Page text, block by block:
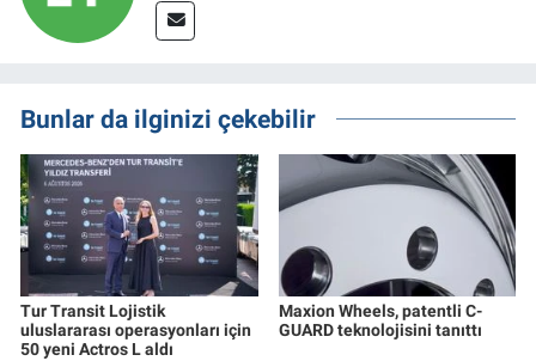
Bunlar da ilginizi çekebilir
Tur Transit Lojistik
uluslararası operasyonları için
50 yeni Actros L aldı
Maxion Wheels, patentli C-
GUARD teknolojisini tanıttı